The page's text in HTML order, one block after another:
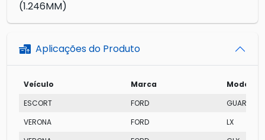
(1.246MM)
Aplicações do Produto
Veículo Marca
Modelo
ESCORT
FORD
GUARUJÁ
VERONA
FORD
LX